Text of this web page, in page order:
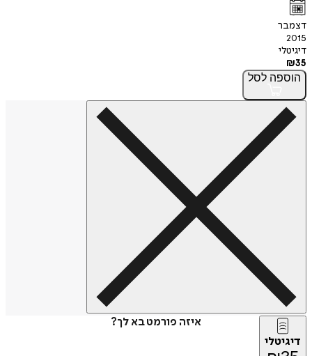
דצמבר
2015
דיגיטלי
₪35
הוספה לסל
איזה פורמט בא לך?
דיגיטלי